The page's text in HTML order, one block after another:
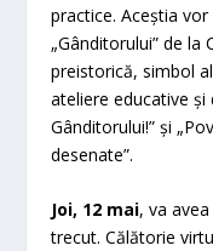
practice. Aceștia
„Gânditorului” de
preistorică, simbol
ateliere educative
Gânditorului!” și
desenate”.
Joi, 12 mai, va
trecut. Călătorie